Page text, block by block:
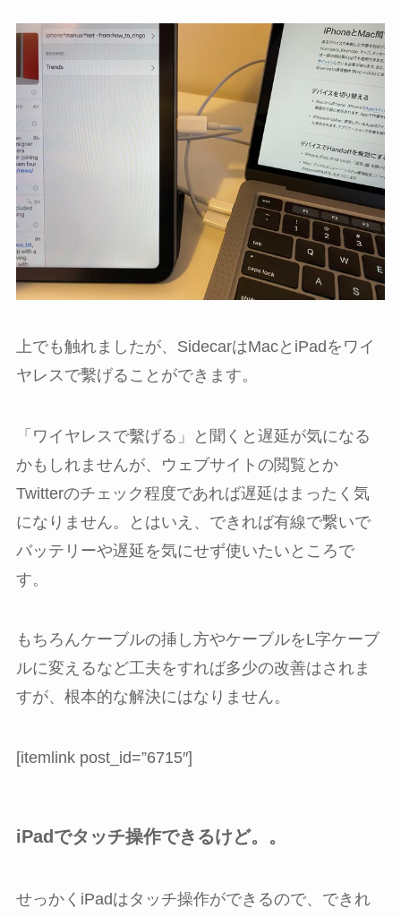
上でも触れましたが、SidecarはMacとiPadをワイ
ヤレスで繫げることができます。
「ワイヤレスで繫げる」と聞くと遅延が気になる
かもしれませんが、ウェブサイトの閲覧とか
Twitterのチェック程度であれば遅延はまったく気
になりません。とはいえ、できれば有線で繋いで
バッテリーや遅延を気にせず使いたいところで
す。
もちろんケーブルの挿し方やケーブルをL字ケーブ
ルに変えるなど工夫をすれば多少の改善はされま
すが、根本的な解決にはなりません。
[itemlink post_id=”6715″]
iPadでタッチ操作できるけど。。
せっかくiPadはタッチ操作ができるので、できれ